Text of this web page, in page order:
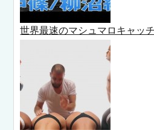
世界最速のマシュマロキャッチ